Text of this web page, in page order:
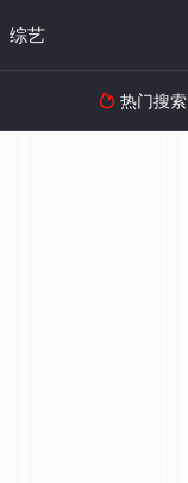
综艺
 热门搜索